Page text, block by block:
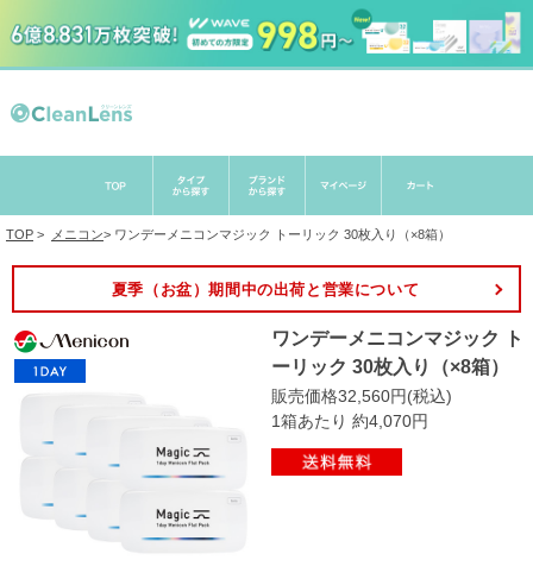
TOP > メニコン> ワンデーメニコンマジック トーリック 30枚入り（×8箱）
夏季（お盆）期間中の出荷と営業について
ワンデーメニコンマジック ト
ーリック 30枚入り（×8箱）
販売価格32,560円(税込)
1箱あたり 約4,070円